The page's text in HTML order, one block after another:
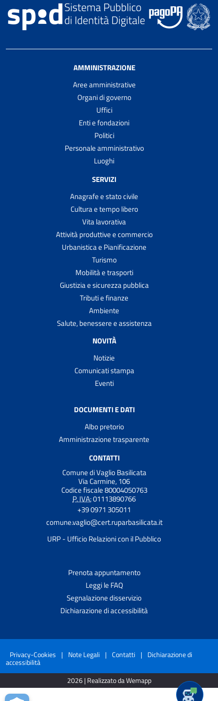
AMMINISTRAZIONE
Aree amministrative
Organi di governo
Uffici
Enti e fondazioni
Politici
Personale amministrativo
Luoghi
SERVIZI
Anagrafe e stato civile
Cultura e tempo libero
Vita lavorativa
Attività produttive e commercio
Urbanistica e Pianificazione
Turismo
Mobilità e trasporti
Giustizia e sicurezza pubblica
Tributi e finanze
Ambiente
Salute, benessere e assistenza
NOVITÀ
Notizie
Comunicati stampa
Eventi
DOCUMENTI E DATI
Albo pretorio
Amministrazione trasparente
CONTATTI
Comune di Vaglio Basilicata
Via Carmine, 106
Codice fiscale 80004050763
P. IVA:01113890766
+39 0971 305011
comune.vaglio@cert.ruparbasilicata.it
URP - Ufficio Relazioni con il Pubblico
Prenota appuntamento
Leggi le FAQ
Segnalazione disservizio
Dichiarazione di accessibilità
Privacy-Cookies | Note Legali | Contatti | Dichiarazione di
accessibilità
2026 | Realizzato da Wemapp